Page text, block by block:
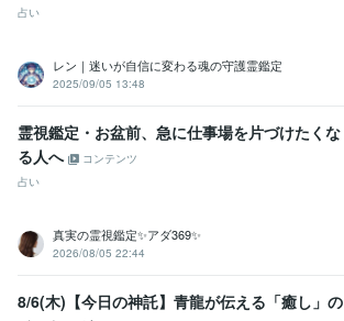
占い
レン｜迷いが自信に変わる魂の守護霊鑑定
2025/09/05 13:48
霊視鑑定・お盆前、急に仕事場を片づけたくな
る人へ
コンテンツ
占い
真実の霊視鑑定✨アダ369✨
2026/08/05 22:44
8/6(木)【今日の神託】青龍が伝える「癒し」の